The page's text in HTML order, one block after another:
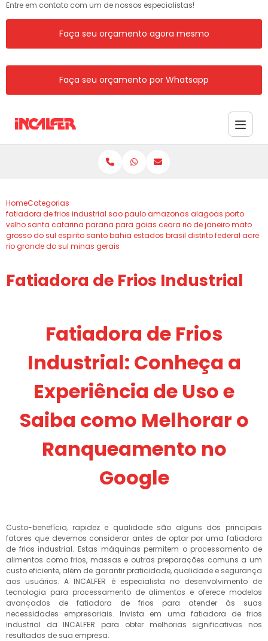
Entre em contato com um de nossos especialistas!
Faça seu orçamento agora mesmo
Faça seu orçamento por Whatsapp
HomeCategorias
fatiadora de frios industrial sao paulo amazonas alagoas porto
velho santa catarina parana para goias ceara rio de janeiro mato
grosso do sul espirito santo bahia estados brasil distrito federal acre
rio grande do sul minas gerais
Fatiadora de Frios Industrial
Fatiadora de Frios
Industrial: Conheça a
Experiência de Uso e
Saiba como Melhorar o
Ranqueamento no
Google
Custo-benefício, rapidez e qualidade são alguns dos principais
fatores que devemos considerar antes de optar por uma fatiadora
de frios industrial. Estas máquinas permitem o processamento de
alimentos como frios, massas e outras preparações comuns a um
custo eficiente, além de garantir praticidade, qualidade e segurança
aos usuários. A INCALFER é especialista no desenvolvimento de
tecnologia para processamento de alimentos e oferece modelos
avançados de fatiadora de frios para atender às suas
necessidades empresariais. Invista em uma fatiadora de frios
industrial da INCALFER para obter melhorias significativas nos
resultados de sua empresa.